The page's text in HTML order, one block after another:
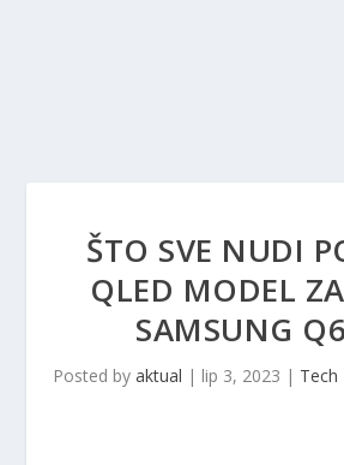
ŠTO SVE NUDI
QLED MODEL
SAMSUNG
Posted by aktual | lip 3, 2023 | Tech